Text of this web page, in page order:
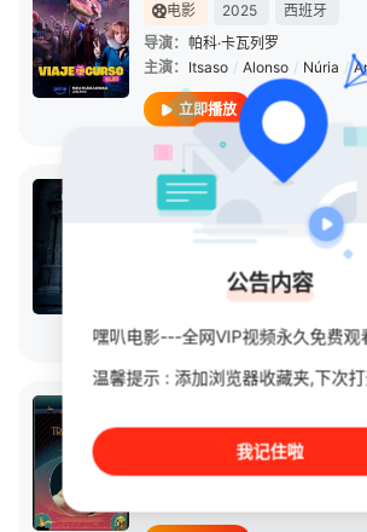
电影 2025
西班牙
导演： 帕科·卡瓦列罗
主演： Itsaso / Alonso / Núria /
立即播放
驱神
2021
其它
玛利亚·加布里埃拉·法里亚
立即播放
2021 西班牙
导演：塞缪尔·M·德尔加多 /
公告内容
嘿叭电影---全网VIP视频永久免费观
温馨提示 : 添加浏览器收藏夹,下次
我记住啦